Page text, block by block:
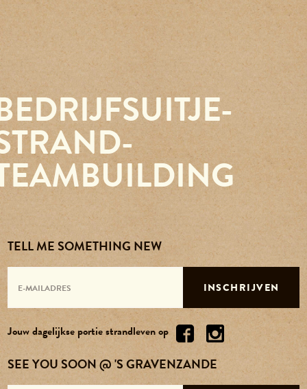
Vergaderen
Activiteiten
Reserveren
Agenda
Contact
Over ons
Vacatures
TELL ME SOMETHING NEW
INSCHRIJVEN
Jouw dagelijkse portie strandleven op
SEE YOU SOON @ 'S GRAVENZANDE